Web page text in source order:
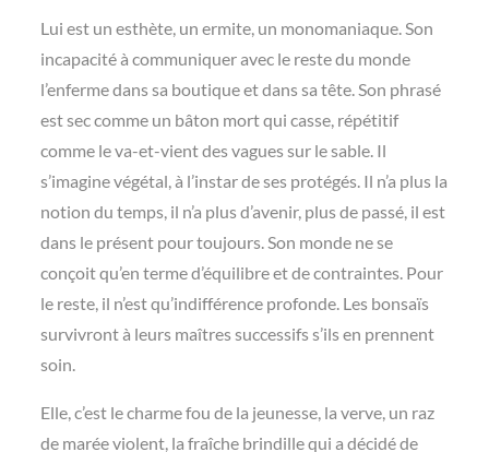
Lui est un esthète, un ermite, un monomaniaque. Son
incapacité à communiquer avec le reste du monde
l’enferme dans sa boutique et dans sa tête. Son phrasé
est sec comme un bâton mort qui casse, répétitif
comme le va-et-vient des vagues sur le sable. Il
s’imagine végétal, à l’instar de ses protégés. Il n’a plus la
notion du temps, il n’a plus d’avenir, plus de passé, il est
dans le présent pour toujours. Son monde ne se
conçoit qu’en terme d’équilibre et de contraintes. Pour
le reste, il n’est qu’indifférence profonde. Les bonsaïs
survivront à leurs maîtres successifs s’ils en prennent
soin.
Elle, c’est le charme fou de la jeunesse, la verve, un raz
de marée violent, la fraîche brindille qui a décidé de